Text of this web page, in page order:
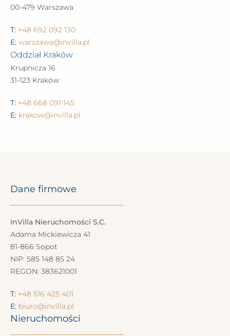
00-479 Warszawa
T: +48 692 092 130
E: warszawa@invilla.pl
Oddział Kraków
Krupnicza 16
31-123 Kraków
T: +48 668 091 145
E: krakow@invilla.pl
Dane firmowe
InVilla Nieruchomości S.C.
Adama Mickiewicza 41
81-866 Sopot
NIP: 585 148 85 24
REGON: 383621001
T: +48 516 425 401
E: biuro@invilla.pl
Nieruchomości